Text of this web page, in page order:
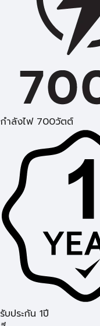
กำลังไฟ 700วัตต์
รับประกัน 1ปี